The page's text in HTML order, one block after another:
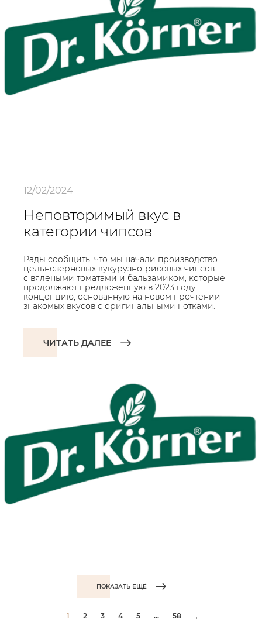
12/02/2024
Неповторимый вкус в
категории чипсов
Рады сообщить, что мы начали производство
цельнозерновых кукурузно-рисовых чипсов
с вялеными томатами и бальзамиком, которые
продолжают предложенную в 2023 году
концепцию, основанную на новом прочтении
знакомых вкусов с оригинальными нотками.
ЧИТАТЬ ДАЛЕЕ
ПОКАЗАТЬ ЕЩЁ
1 2 3 4 5 ... 58 →